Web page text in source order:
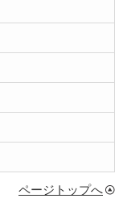
ページトップへ